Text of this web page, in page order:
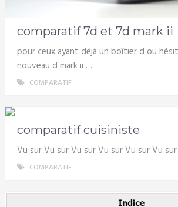
comparatif 7d et 7d mark ii
pour ceux ayant déjà un boîtier d ou
nouveau d mark ii …
COMPARATIF
comparatif cuisiniste
Vu sur Vu sur Vu sur Vu sur Vu sur Vu
COMPARATIF